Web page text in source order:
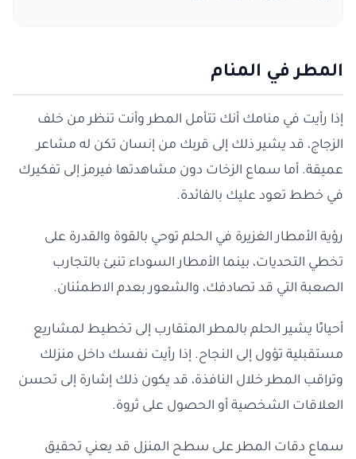
المطر في المنام
إذا رأيت في منامك أنك تتأمل المطر وأنت تنظر من خلف
الزجاج، قد يشير ذلك إلى قربك من إنسان تكن له مشاعر
عميقة. أما سماع الزخات دون مشاهدتها فيرمز إلى تفكيرك
في خطط تعود عليك بالفائدة.
رؤية الأمطار الغزيرة في الحلم توحي بالقوة والقدرة على
تخطي التحديات، بينما الأمطار السوداء تنبئ بالتجارب
الصعبة التي قد تصادفك، والشعور بعدم الاطمئنان.
أحيانًا يشير الحلم بالمطر المتقارب إلى تخطيط لمشاريع
مستقبلية تؤول إلى النجاح. إذا رأيت نفسك داخل منزلك
وتراقب المطر خلال النافذة، قد يكون ذلك إشارة إلى تحسن
العلاقات الشخصية أو الحصول على ثروة.
سماع دقات المطر على سطح المنزل قد يعني تحقيق